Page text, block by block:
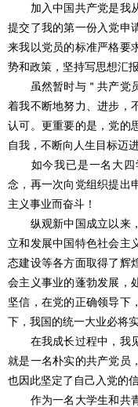
加入中国共产党是我从
提交了我的第一份入党申
来我以党员的标准严格要
势和政策，坚持写思想汇
虽然暂时与＂共产党员
着我不断地努力、进步，
认可。更重要的是，党的
自我，不断向人生目标迈进
如今我已是一名大四
念，再一次向党组织提出
主义事业而奋斗！
纵观新中国成立以来，
立和发展中国特色社会主
态建设等各方面取得了辉
会主义事业的蓬勃发展，
坚信，在党的正确领导下
下，我国的统一大业必将实
在我成长过程中，我见
就是一名朴实的共产党员
也因此坚定了自己入党的
作为一名大学生和共青